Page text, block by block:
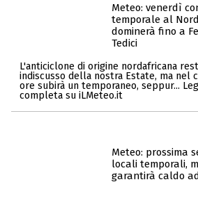
Meteo: venerdì
temporale al
dominerà fino a
Tedici
L'anticiclone di origine nordafricana
indiscusso della nostra Estate, ma nel
ore subirà un temporaneo, seppur...
completa su iLMeteo.it
Meteo: prossima
locali temporali,
garantirà caldo